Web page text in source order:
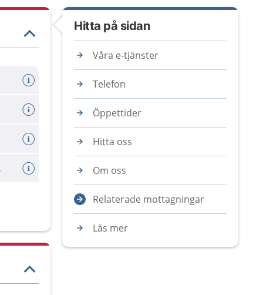
Hitta på sidan
Våra e-tjänster
Telefon
Öppettider
Hitta oss
Om oss
Relaterade mottagningar
Läs mer